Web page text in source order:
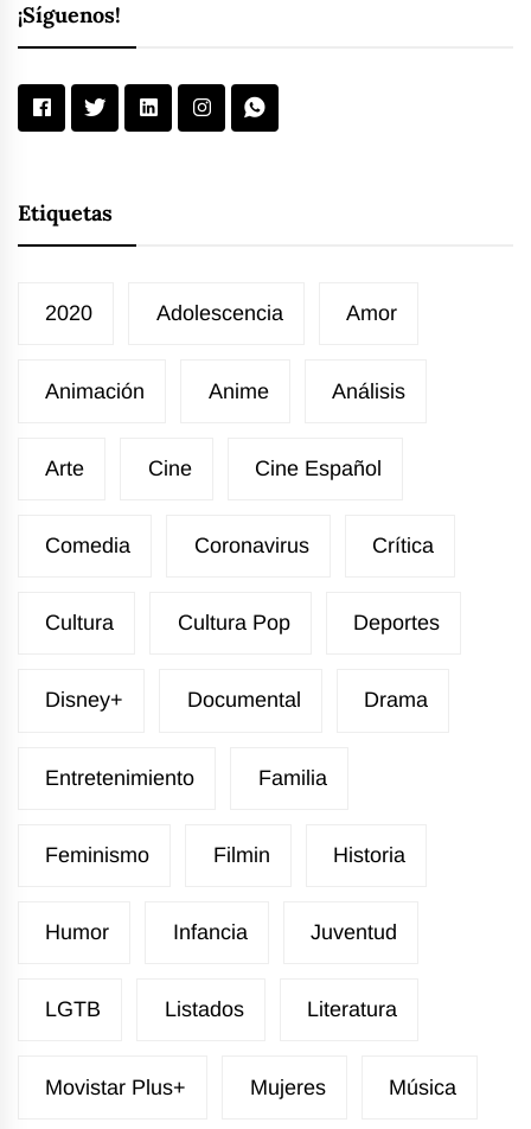
¡Síguenos!
Etiquetas
2020 Adolescencia Amor
Animación Anime Análisis
Arte Cine Cine Español
Comedia Coronavirus Crítica
Cultura Cultura Pop Deportes
Disney+ Documental Drama
Entretenimiento Familia
Feminismo Filmin Historia
Humor Infancia Juventud
LGTB Listados Literatura
Movistar Plus+ Mujeres Música